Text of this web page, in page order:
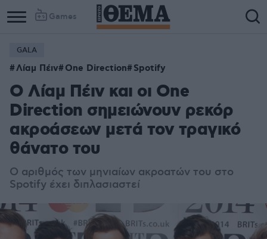
Games
GALA
Λίαμ Πέιν One Direction Spotify
Ο Λίαμ Πέιν και οι One
Direction σημειώνουν ρεκόρ
ακροάσεων μετά τον τραγικό
θάνατο του
Ο αριθμός των μηνιαίων ακροατών του στο
Spotify έχει διπλασιαστεί